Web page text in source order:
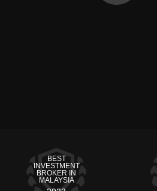
BEST
INVESTMENT
BROKER IN
MALAYSIA